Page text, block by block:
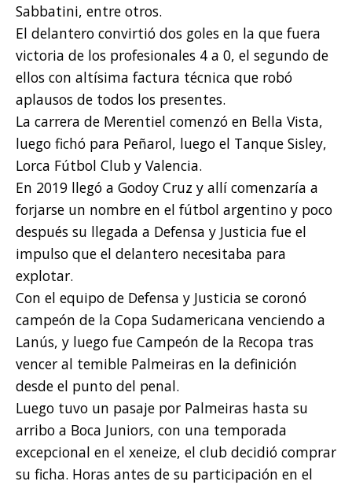
Sabbatini, entre otros.
El delantero convirtió dos goles en la que fuera
victoria de los profesionales 4 a 0, el segundo de
ellos con altísima factura técnica que robó
aplausos de todos los presentes.
La carrera de Merentiel comenzó en Bella Vista,
luego fichó para Peñarol, luego el Tanque Sisley,
Lorca Fútbol Club y Valencia.
En 2019 llegó a Godoy Cruz y allí comenzaría a
forjarse un nombre en el fútbol argentino y poco
después su llegada a Defensa y Justicia fue el
impulso que el delantero necesitaba para
explotar.
Con el equipo de Defensa y Justicia se coronó
campeón de la Copa Sudamericana venciendo a
Lanús, y luego fue Campeón de la Recopa tras
vencer al temible Palmeiras en la definición
desde el punto del penal.
Luego tuvo un pasaje por Palmeiras hasta su
arribo a Boca Juniors, con una temporada
excepcional en el xeneize, el club decidió comprar
su ficha. Horas antes de su participación en el